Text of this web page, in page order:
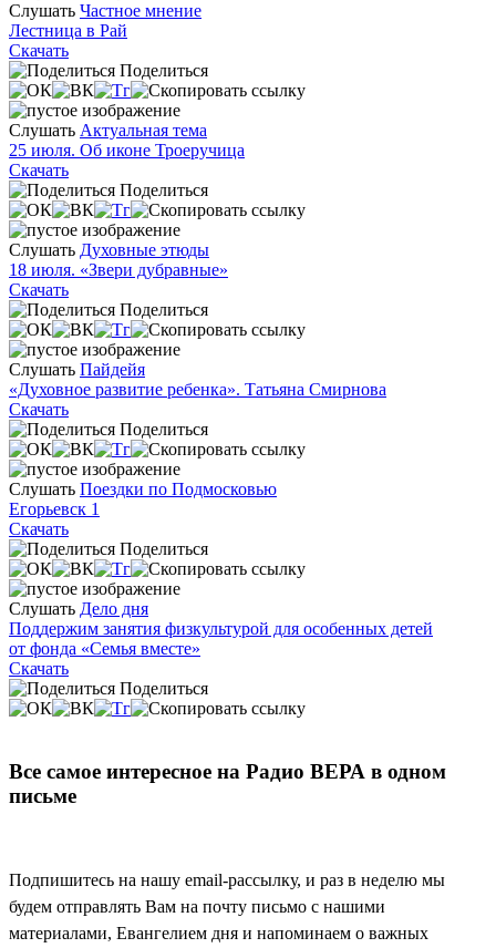
Слушать Частное мнение
Лестница в Рай
Скачать
Поделиться
Слушать Актуальная тема
25 июля. Об иконе Троеручица
Скачать
Поделиться
Слушать Духовные этюды
18 июля. «Звери дубравные»
Скачать
Поделиться
Слушать Пайдейя
«Духовное развитие ребенка». Татьяна Смирнова
Скачать
Поделиться
Слушать Поездки по Подмосковью
Егорьевск 1
Скачать
Поделиться
Слушать Дело дня
Поддержим занятия физкультурой для особенных детей
от фонда «Семья вместе»
Скачать
Поделиться
Все самое интересное на Радио ВЕРА в одном
письме
Подпишитесь на нашу email-рассылку, и раз в неделю мы
будем отправлять Вам на почту письмо с нашими
материалами, Евангелием дня и напоминаем о важных